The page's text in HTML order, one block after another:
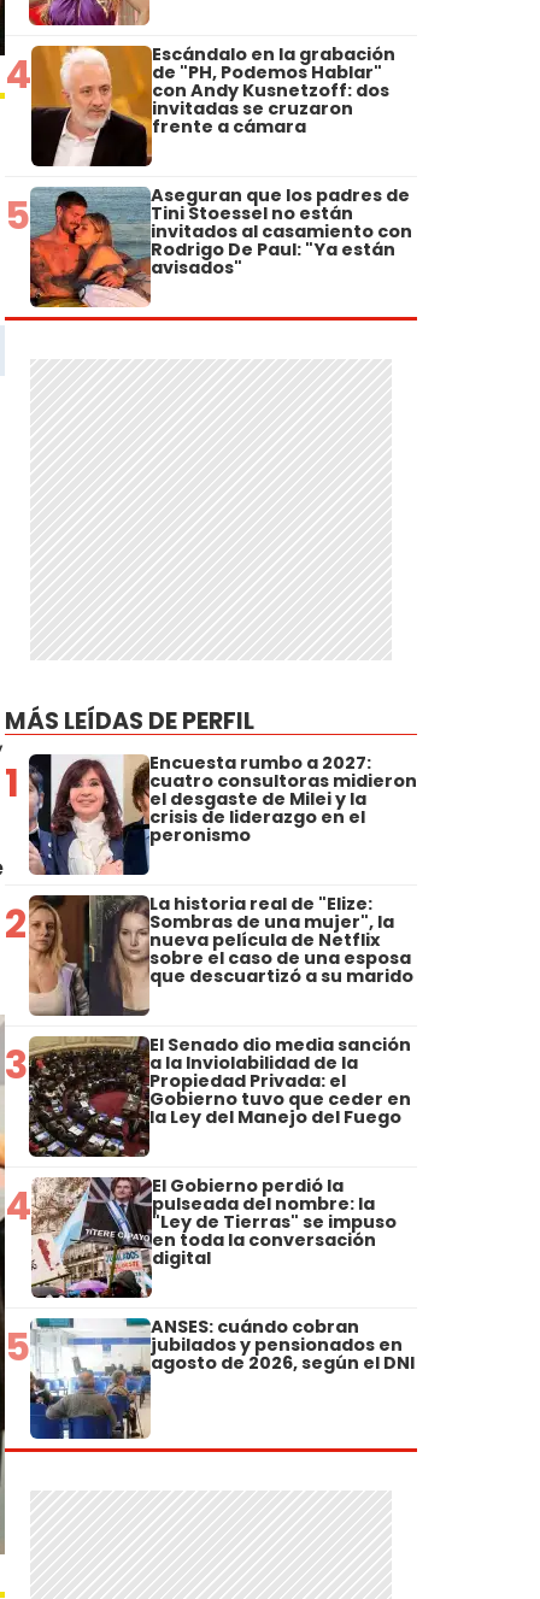
4 Escándalo en la grabación
de "PH, Podemos Hablar"
con Andy Kusnetzoff: dos
invitadas se cruzaron
frente a cámara
5 Aseguran que los padres de
Tini Stoessel no están
invitados al casamiento con
Rodrigo De Paul: "Ya están
avisados"
MÁS LEÍDAS DE PERFIL
1 Encuesta rumbo a 2027:
cuatro consultoras midieron
el desgaste de Milei y la
crisis de liderazgo en el
peronismo
2 La historia real de "Elize:
Sombras de una mujer", la
nueva película de Netflix
sobre el caso de una esposa
que descuartizó a su marido
3 El Senado dio media sanción
a la Inviolabilidad de la
Propiedad Privada: el
Gobierno tuvo que ceder en
la Ley del Manejo del Fuego
4 El Gobierno perdió la
pulseada del nombre: la
"Ley de Tierras" se impuso
en toda la conversación
digital
5 ANSES: cuándo cobran
jubilados y pensionados en
agosto de 2026, según el DNI